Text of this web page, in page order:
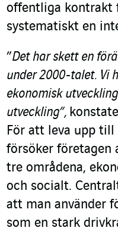
offentliga kontrakt
systematiskt en
”Det har skett en
under 2000-talet. Vi
ekonomisk
utveckling”,
För att leva upp till
försöker företagen
tre områdena,
och socialt.
att man använder
som en stark